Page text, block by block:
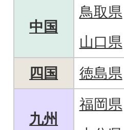
中国
鳥取県
山口県
四国
徳島県
九州
福岡県